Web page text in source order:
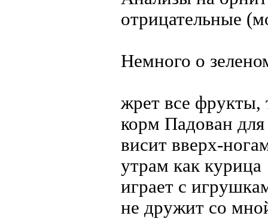
отрицательные
Немного о
жрет все фрукты,
корм Падован
висит вверх-
утрам как курица
играет с
не дружит со